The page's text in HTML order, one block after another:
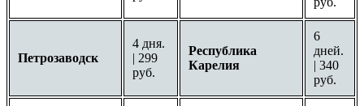
Петрозаводск
4 дня.
| 299
руб.
Республика
Карелия
6
дней.
| 340
руб.